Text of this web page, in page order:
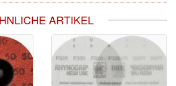
ARTIKEL